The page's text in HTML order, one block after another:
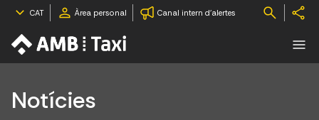
CAT Àrea personal Canal intern d'alertes
Notícies